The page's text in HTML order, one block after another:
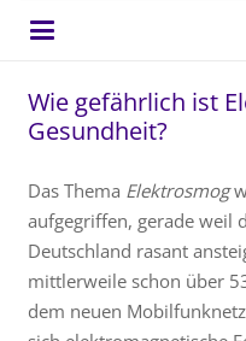
Wie gefährlich ist
Gesundheit?
Das Thema Elektrosmog
aufgegriffen, gerade weil
Deutschland rasant
mittlerweile schon über
dem neuen